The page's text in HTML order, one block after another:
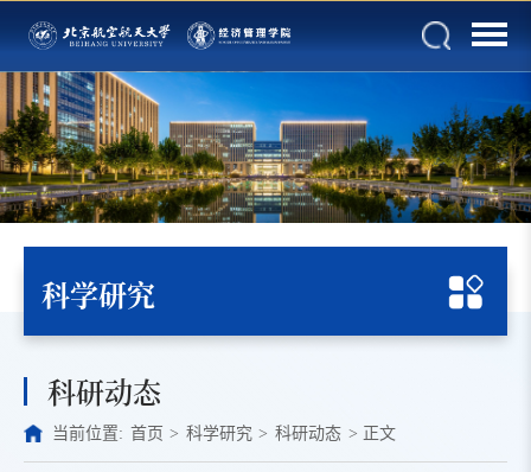
科学研究
科研动态
当前位置: 首页 > 科学研究 > 科研动态 > 正文